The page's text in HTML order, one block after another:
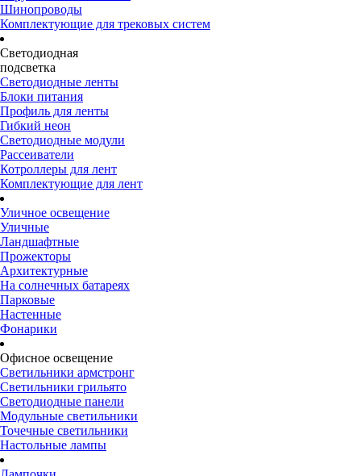
Шинопроводы
Комплектующие для трековых систем
Светодиодная
подсветка
Светодиодные ленты
Блоки питания
Профиль для ленты
Гибкий неон
Светодиодные модули
Рассеиватели
Котроллеры для лент
Комплектующие для лент
Уличное освещение
Уличные
Ландшафтные
Прожекторы
Архитектурные
На солнечных батареях
Парковые
Настенные
Фонарики
Офисное освещение
Светильники армстронг
Светильники грильято
Светодиодные панели
Модульные светильники
Точечные светильники
Настольные лампы